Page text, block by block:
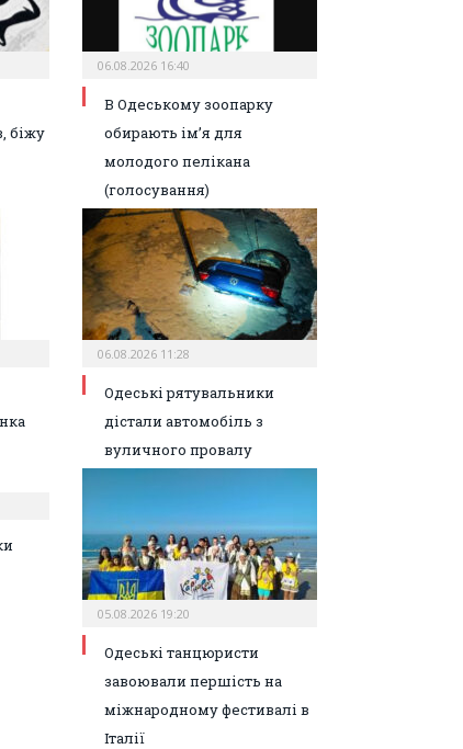
біжу
06.08.2026 16:40
В Одеському зоопарку
обирають ім’я для
молодого пелікана
(голосування)
06.08.2026 11:28
Одеські рятувальники
дістали автомобіль з
вуличного провалу
05.08.2026 19:20
Одеські танцюристи
завоювали першість на
міжнародному фестивалі в
Італії